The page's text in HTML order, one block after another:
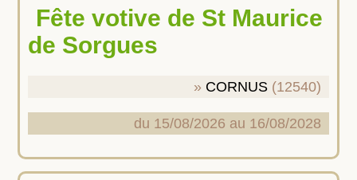
Fête votive de St Maurice
de Sorgues
CORNUS (12540)
du 15/08/2026 au 16/08/2028